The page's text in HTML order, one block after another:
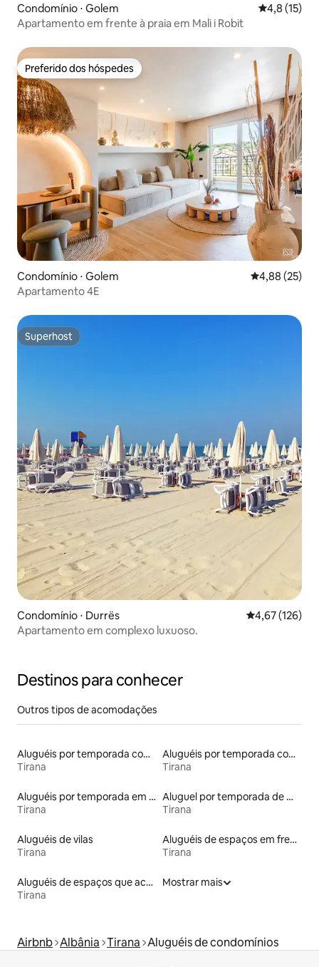
Condomínio ⋅ Golem 4,8 de uma
4,8 (15)
Apartamento em frente à praia em Mali i Robit
Preferido dos hóspedes
Preferido dos hóspedes
Condomínio ⋅ Golem 4,88 de uma
4,88 (25)
Apartamento 4E
Superhost
Superhost
Condomínio ⋅ Durrës 4,67 de uma
4,67 (126)
Apartamento em complexo luxuoso.
Destinos para conhecer
Outros tipos de acomodações
Aluguéis por temporada com banheira de hidromassagem
Tirana
Aluguéis por temporada com café da manhã
Tirana
Aluguéis por temporada em hotéis-fazenda
Tirana
Aluguel por temporada de microcasas
Tirana
Aluguéis de vilas
Tirana
Aluguéis de espaços em frente à praia
Tirana
Aluguéis de espaços que aceitam animais de estimação
Tirana
Mostrar mais
Airbnb Albânia Tirana Aluguéis de condomínios